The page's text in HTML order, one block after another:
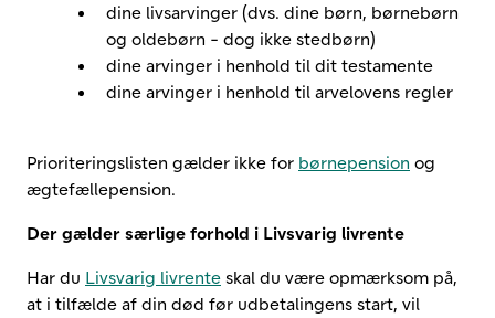
dine livsarvinger (dvs. dine børn, børnebørn
og oldebørn - dog ikke stedbørn)
dine arvinger i henhold til dit testamente
dine arvinger i henhold til arvelovens regler
Prioriteringslisten gælder ikke for børnepension og
ægtefællepension.
Der gælder særlige forhold i Livsvarig livrente
Har du Livsvarig livrente skal du være opmærksom på,
at i tilfælde af din død før udbetalingens start, vil